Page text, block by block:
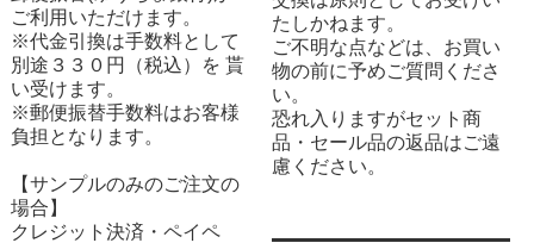
ご利用いただけます。
※代金引換は手数料として
別途３３０円（税込）を 貰
い受けます。
※郵便振替手数料はお客様
負担となります。
【サンプルのみのご注文の
場合】
クレジット決済・ペイペ
たしかねます。
ご不明な点などは、お買い
物の前に予めご質問くださ
い。
恐れ入りますがセット商
品・セール品の返品はご遠
慮ください。